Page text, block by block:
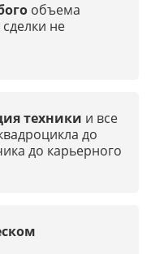
объема
не
техники и все
до
до карьерного